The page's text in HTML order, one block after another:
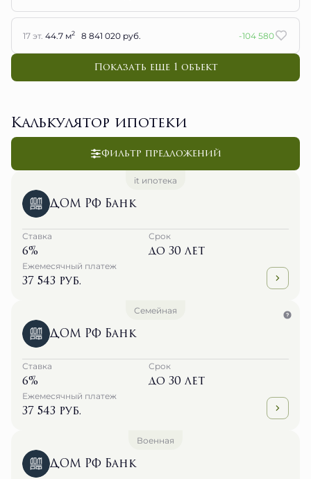
17 эт. 44.7 м2 8 841 020 руб. -104 580
Показать еще 1 объект
Калькулятор ипотеки
Фильтр предложений
it ипотека
ДОМ РФ Банк
Ставка
6%
Срок
до 30 лет
Ежемесячный платеж
37 543 руб.
Семейная
ДОМ РФ Банк
Ставка
6%
Срок
до 30 лет
Ежемесячный платеж
37 543 руб.
Военная
ДОМ РФ Банк